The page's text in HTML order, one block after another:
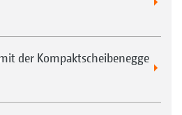
der Kompaktscheibenegge